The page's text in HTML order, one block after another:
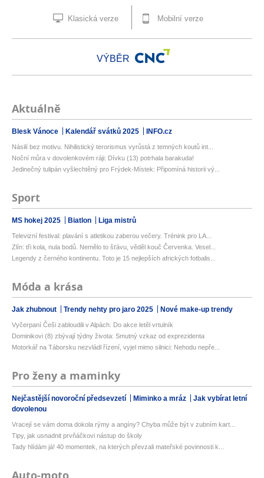
Klasická verze Mobilní verze
VÝBĚR
Aktuálně
Blesk Vánoce Kalendář svátků 2025 INFO.cz
Násilí bez motivu. Nihilistický terorismus vyrůstá z temných koutů int...
Noční můra v dovolenkovém ráji: Dívku (13) potrhala barakuda!
Jedinečný tulipán vyšlechtěný pro Frýdek-Místek: Připomíná historii vý...
Sport
MS hokej 2025 Biatlon Liga mistrů
Televizní festival: plavání s atletikou zaberou večery. Trénink pro LA...
Zlín: tři kola, nula bodů. Nemělo to šťávu, věděl kouč Červenka. Vesel...
Legendy z černého kontinentu. Toto je 15 nejlepších afrických fotbalis...
Móda a krása
Jak zhubnout Trendy nehty pro jaro 2025 Nové make-up trendy
Vyčerpaní Češi zabloudili v Alpách: Do akce letěl vrtulník
Dominikovi (8) zbývají týdny života: Smutný vzkaz od exprezidenta
Motorkář na Táborsku nezvládl řízení, vyjel mimo silnici: Nehodu nepře...
Pro ženy a maminky
Nejčastější novoroční předsevzetí Miminko a mráz
Jak vybírat letní
dovolenou
Vracejí se vám doma dokola rýmy a angíny? Chyba může být v zubním kart...
Tipy, jak usnadnit prvňáčkovi nástup do školy
Tady hlídám já! 40 momentek, na kterých převzali mateřské povinnosti k...